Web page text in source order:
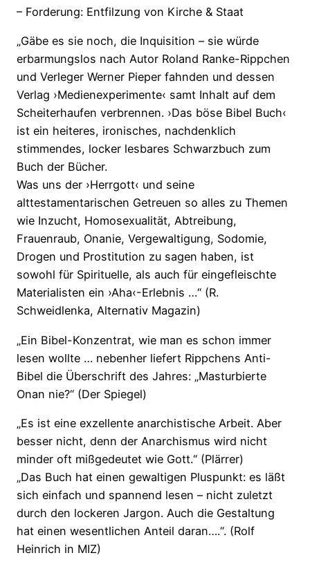
– Forderung: Entfilzung von Kirche & Staat
„Gäbe es sie noch, die Inquisition – sie würde
erbarmungslos nach Autor Roland Ranke-Rippchen
und Verleger Werner Pieper fahnden und dessen
Verlag ›Medienexperimente‹ samt Inhalt auf dem
Scheiterhaufen verbrennen. ›Das böse Bibel Buch‹
ist ein heiteres, ironisches, nachdenklich
stimmendes, locker lesbares Schwarzbuch zum
Buch der Bücher.
Was uns der ›Herrgott‹ und seine
alttestamentarischen Getreuen so alles zu Themen
wie Inzucht, Homosexualität, Abtreibung,
Frauenraub, Onanie, Vergewaltigung, Sodomie,
Drogen und Prostitution zu sagen haben, ist
sowohl für Spirituelle, als auch für eingefleischte
Materialisten ein ›Aha‹-Erlebnis …“ (R.
Schweidlenka, Alternativ Magazin)
„Ein Bibel-Konzentrat, wie man es schon immer
lesen wollte … nebenher liefert Rippchens Anti-
Bibel die Überschrift des Jahres: „Masturbierte
Onan nie?“ (Der Spiegel)
„Es ist eine exzellente anarchistische Arbeit. Aber
besser nicht, denn der Anarchismus wird nicht
minder oft mißgedeutet wie Gott.“ (Plärrer)
„Das Buch hat einen gewaltigen Pluspunkt: es läßt
sich einfach und spannend lesen – nicht zuletzt
durch den lockeren Jargon. Auch die Gestaltung
hat einen wesentlichen Anteil daran….“. (Rolf
Heinrich in MIZ)